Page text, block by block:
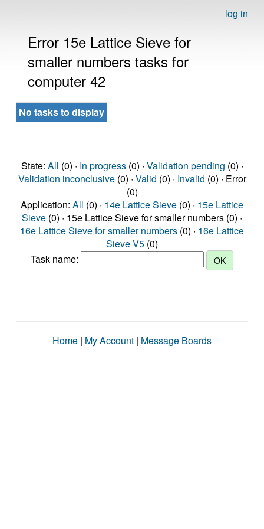
log in
Error 15e Lattice Sieve for
smaller numbers tasks for
computer 42
No tasks to display
State: All (0) · In progress(0) · Validation pending (0) ·
Validation inconclusive(0) · Valid (0) · Invalid (0) · Error
(0)
Application: All (0) · 14e Lattice Sieve (0) · 15e Lattice
Sieve (0) · 15e Lattice Sieve for smaller numbers (0) ·
16e Lattice Sieve for smaller numbers (0) · 16e Lattice
Sieve V5 (0)
Task name:
Home | My Account | Message Boards